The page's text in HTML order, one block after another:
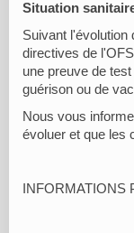
Situation
Suivant l'évolution
directives de
une preuve de
guérison ou de
Nous vous
évoluer et que les
INFORMATIONS